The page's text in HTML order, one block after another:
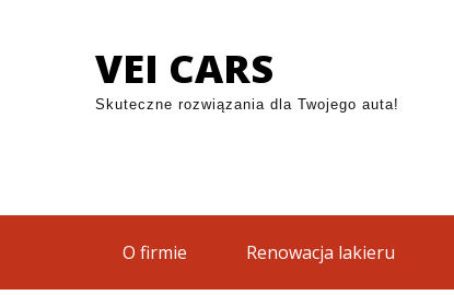
VEI CARS
Skuteczne rozwiązania dla Twojego auta!
O firmie Renowacja lakieru